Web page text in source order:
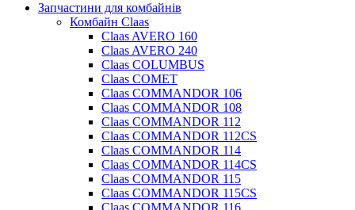
Запчастини для комбайнів
Комбайн Claas
Claas AVERO 160
Claas AVERO 240
Claas COLUMBUS
Claas COMET
Claas COMMANDOR 106
Claas COMMANDOR 108
Claas COMMANDOR 112
Claas COMMANDOR 112CS
Claas COMMANDOR 114
Claas COMMANDOR 114CS
Claas COMMANDOR 115
Claas COMMANDOR 115CS
Claas COMMANDOR 116